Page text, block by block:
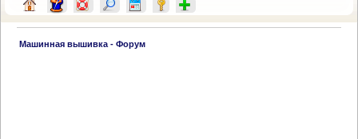
Машинная вышивка - Форум